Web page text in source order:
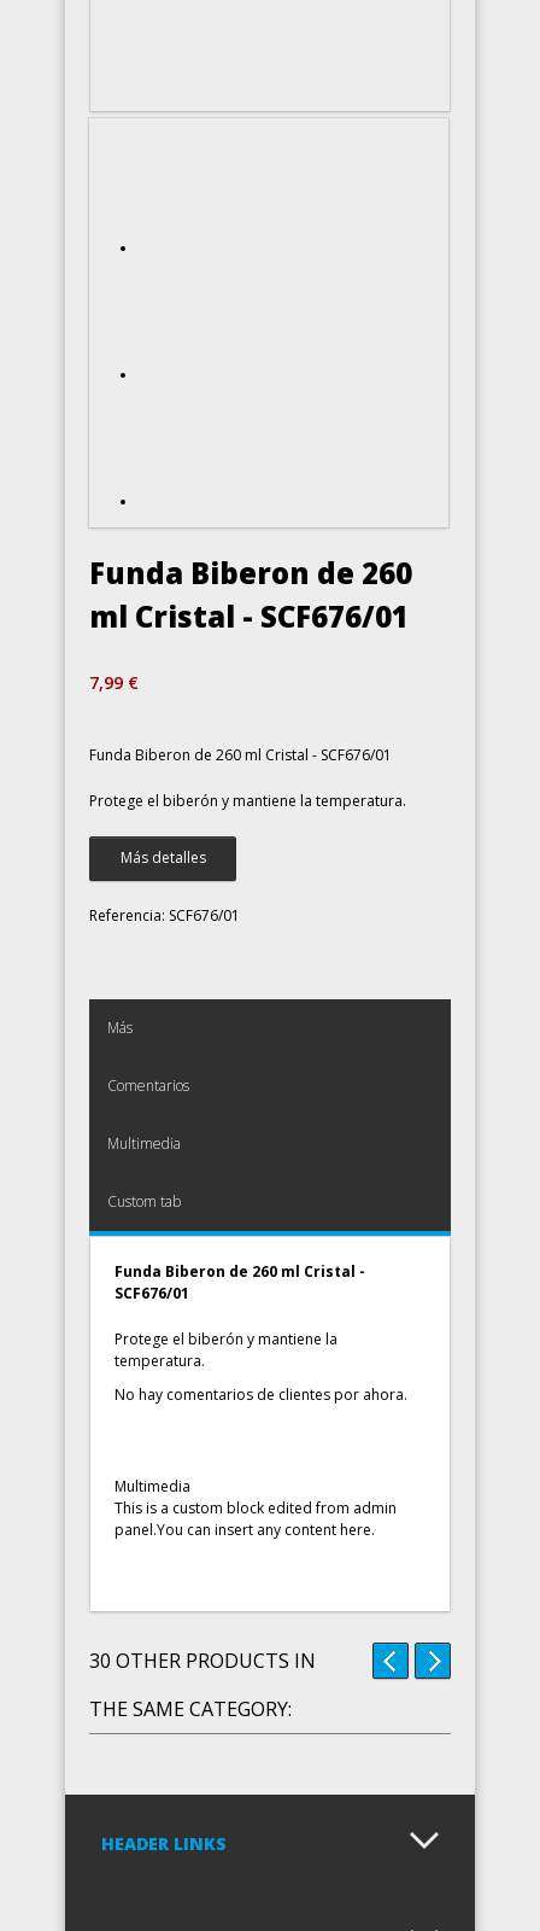
Funda Biberon de 260
ml Cristal - SCF676/01
7,99 €
Funda Biberon de 260 ml Cristal - SCF676/01
Protege el biberón y mantiene la temperatura.
Más detalles
Referencia: SCF676/01
Más
Comentarios
Multimedia
Custom tab
Funda Biberon de 260 ml Cristal -
SCF676/01
Protege el biberón y mantiene la
temperatura.
No hay comentarios de clientes por ahora.
Multimedia
This is a custom block edited from admin
panel.You can insert any content here.
30 OTHER PRODUCTS IN
THE SAME CATEGORY:
HEADER LINKS